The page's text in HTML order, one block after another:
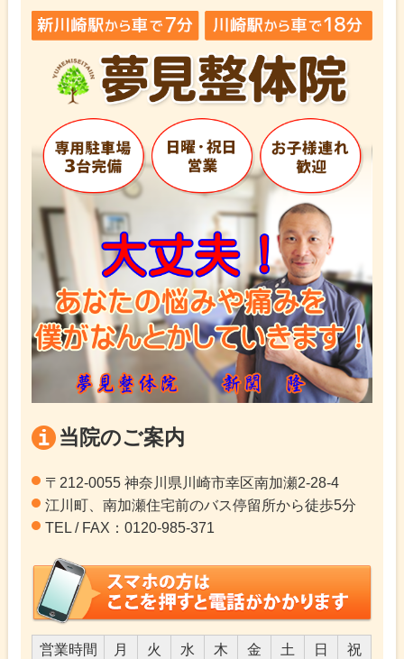
当院のご案内
〒212-0055 神奈川県川崎市幸区南加瀬2-28-4
江川町、南加瀬住宅前のバス停留所から徒歩5分
TEL / FAX：0120-985-371
営業時間 月 火 水 木 金 土 日
祝